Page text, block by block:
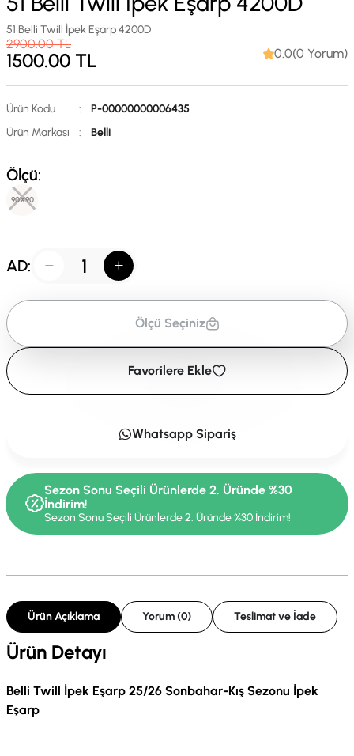
51 Belli Twill İpek Eşarp 4200D
2900.00TL
1500.00 TL 0.0(0 Yorum)
Ürün Kodu :
P-00000000006435
Ürün Markası
: Belli
Ölçü:
90X90
AD:
Ölçü Seçiniz
Favorilere Ekle
Whatsapp Sipariş
Sezon Sonu Seçili Ürünlerde 2. Üründe %30
İndirim!
Sezon Sonu Seçili Ürünlerde 2. Üründe %30 İndirim!
Ürün Açıklama Yorum (0) Teslimat ve İade
Ürün Detayı
Belli Twill İpek Eşarp 25/26 Sonbahar-Kış Sezonu İpek
Eşarp